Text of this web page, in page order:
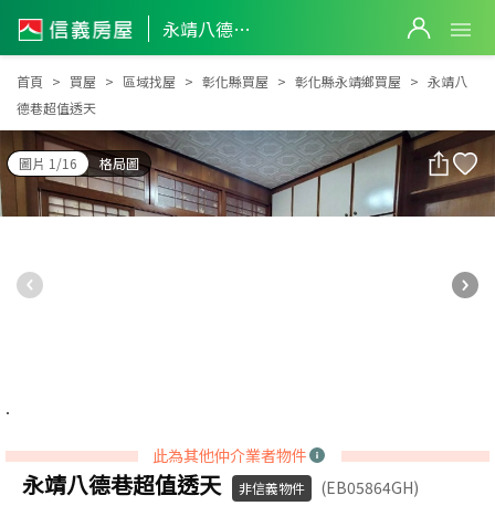
永靖八德巷超值透天
永靖八德巷超值透天
首頁 買屋 區域找屋 彰化縣買屋 彰化縣永靖鄉買屋
永靖八
德巷超值透天
圖片 1/16 格局圖
此為其他仲介業者物件
永靖八德巷超值透天 非信義物件
(EB05864GH)